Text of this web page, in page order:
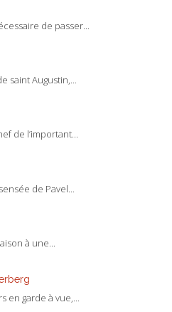
de passer...
saint Augustin,...
de l’important...
de Pavel...
à une...
garde à vue,...